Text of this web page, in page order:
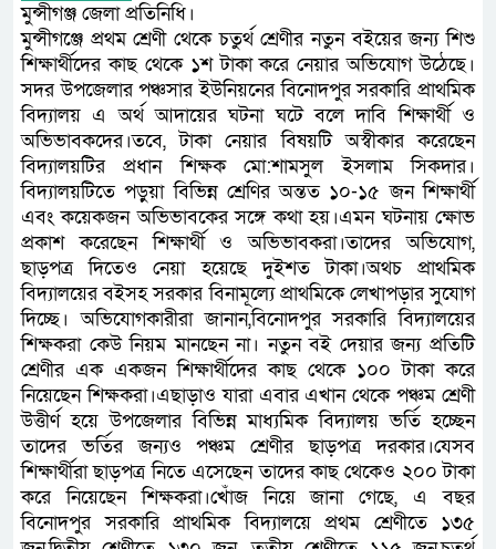
মুন্সীগঞ্জ জেলা প্রতিনিধি।
মুন্সীগঞ্জে প্রথম শ্রেণী থেকে চতুর্থ শ্রেণীর নতুন বইয়ের জন্য শিশু
শিক্ষার্থীদের কাছ থেকে ১শ টাকা করে নেয়ার অভিযোগ উঠেছে।
সদর উপজেলার পঞ্চসার ইউনিয়নের বিনোদপুর সরকারি প্রাথমিক
বিদ্যালয় এ অর্থ আদায়ের ঘটনা ঘটে বলে দাবি শিক্ষার্থী ও
অভিভাবকদের।তবে, টাকা নেয়ার বিষয়টি অস্বীকার করেছেন
বিদ্যালয়টির প্রধান শিক্ষক মো:শামসুল ইসলাম সিকদার।
বিদ্যালয়টিতে পড়ুয়া বিভিন্ন শ্রেণির অন্তত ১০-১৫ জন শিক্ষার্থী
এবং কয়েকজন অভিভাবকের সঙ্গে কথা হয়।এমন ঘটনায় ক্ষোভ
প্রকাশ করেছেন শিক্ষার্থী ও অভিভাবকরা।তাদের অভিযোগ,
ছাড়পত্র দিতেও নেয়া হয়েছে দুইশত টাকা।অথচ প্রাথমিক
বিদ্যালয়ের বইসহ সরকার বিনামূল্যে প্রাথমিকে লেখাপড়ার সুযোগ
দিচ্ছে। অভিযোগকারীরা জানান,বিনোদপুর সরকারি বিদ্যালয়ের
শিক্ষকরা কেউ নিয়ম মানছেন না। নতুন বই দেয়ার জন্য প্রতিটি
শ্রেণীর এক একজন শিক্ষার্থীদের কাছ থেকে ১০০ টাকা করে
নিয়েছেন শিক্ষকরা।এছাড়াও যারা এবার এখান থেকে পঞ্চম শ্রেণী
উত্তীর্ণ হয়ে উপজেলার বিভিন্ন মাধ্যমিক বিদ্যালয় ভর্তি হচ্ছেন
তাদের ভর্তির জন্যও পঞ্চম শ্রেণীর ছাড়পত্র দরকার।যেসব
শিক্ষার্থীরা ছাড়পত্র নিতে এসেছেন তাদের কাছ থেকেও ২০০ টাকা
করে নিয়েছেন শিক্ষকরা।খোঁজ নিয়ে জানা গেছে, এ বছর
বিনোদপুর সরকারি প্রাথমিক বিদ্যালয়ে প্রথম শ্রেণীতে ১৩৫